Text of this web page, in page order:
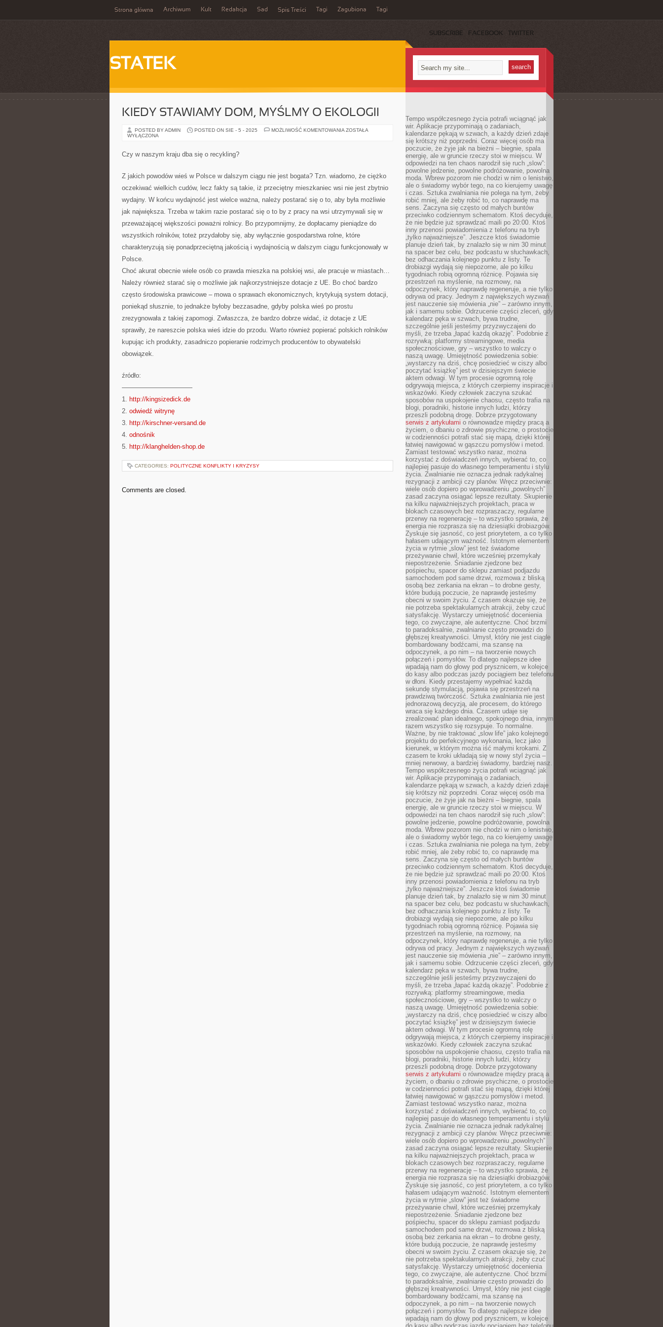
Strona główna Archiwum Kult Redakcja Sad Spis Treści Tagi Zagubiona Tagi
SUBSCRIBE FACEBOOK TWITTER
STATEK
KIEDY STAWIAMY DOM, MYŚLMY O EKOLOGII
POSTED BY ADMIN POSTED ON SIE - 5 - 2025 MOŻLIWOŚĆ KOMENTOWANIA KIEDY
ZOSTAŁA
WYŁĄCZONA
Czy w naszym kraju dba się o recykling?
Z jakich powodów wieś w Polsce w dalszym ciągu nie jest bogata? Tzn. wiadomo, że ciężko
oczekiwać wielkich cudów, lecz fakty są takie, iż przeciętny mieszkaniec wsi nie jest zbytnio
wydajny. W końcu wydajność jest wielce ważna, należy postarać się o to, aby była możliwie
jak największa. Trzeba w takim razie postarać się o to by z pracy na wsi utrzymywali się w
przeważającej większości poważni rolnicy. Bo przypomnijmy, że dopłacamy pieniądze do
wszystkich rolników, toteż przydałoby się, aby wyłącznie gospodarstwa rolne, które
charakteryzują się ponadprzeciętną jakością i wydajnością w dalszym ciągu funkcjonowały w
Polsce.
Choć akurat obecnie wiele osób co prawda mieszka na polskiej wsi, ale pracuje w miastach…
Należy również starać się o możliwie jak najkorzystniejsze dotacje z UE. Bo choć bardzo
często środowiska prawicowe – mowa o sprawach ekonomicznych, krytykują system dotacji,
poniekąd słusznie, to jednakże byłoby bezzasadne, gdyby polska wieś po prostu
zrezygnowała z takiej zapomogi. Zwłaszcza, że bardzo dobrze widać, iż dotacje z UE
sprawiły, że nareszcie polska wieś idzie do przodu. Warto również popierać polskich rolników
kupując ich produkty, zasadniczo popieranie rodzimych producentów to obywatelski
obowiązek.
źródło:
———————————
1. http://kingsizedick.de
2. odwiedź witrynę
3. http://kirschner-versand.de
4. odnośnik
5. http://klanghelden-shop.de
CATEGORIES: POLITYCZNE KONFLIKTY I KRYZYSY
Comments are closed.
Tempo współczesnego życia potrafi wciągnąć jak
wir. Aplikacje przypominają o zadaniach,
kalendarze pękają w szwach, a każdy dzień zdaje
się krótszy niż poprzedni. Coraz więcej osób ma
poczucie, że żyje jak na bieżni – biegnie, spala
energię, ale w gruncie rzeczy stoi w miejscu. W
odpowiedzi na ten chaos narodził się ruch „slow”:
powolne jedzenie, powolne podróżowanie, powolna
moda. Wbrew pozorom nie chodzi w nim o lenistwo,
ale o świadomy wybór tego, na co kierujemy uwagę
i czas. Sztuka zwalniania nie polega na tym, żeby
robić mniej, ale żeby robić to, co naprawdę ma
sens. Zaczyna się często od małych buntów
przeciwko codziennym schematom. Ktoś decyduje,
że nie będzie już sprawdzać maili po 20:00. Ktoś
inny przenosi powiadomienia z telefonu na tryb
„tylko najważniejsze”. Jeszcze ktoś świadomie
planuje dzień tak, by znalazło się w nim 30 minut
na spacer bez celu, bez podcastu w słuchawkach,
bez odhaczania kolejnego punktu z listy. Te
drobiazgi wydają się niepozorne, ale po kilku
tygodniach robią ogromną różnicę. Pojawia się
przestrzeń na myślenie, na rozmowy, na
odpoczynek, który naprawdę regeneruje, a nie tylko
odrywa od pracy. Jednym z największych wyzwań
jest nauczenie się mówienia „nie” – zarówno innym,
jak i samemu sobie. Odrzucenie części zleceń, gdy
kalendarz pęka w szwach, bywa trudne,
szczególnie jeśli jesteśmy przyzwyczajeni do
myśli, że trzeba „łapać każdą okazję”. Podobnie z
rozrywką: platformy streamingowe, media
społecznościowe, gry – wszystko to walczy o
naszą uwagę. Umiejętność powiedzenia sobie:
„wystarczy na dziś, chcę posiedzieć w ciszy albo
poczytać książkę” jest w dzisiejszym świecie
aktem odwagi. W tym procesie ogromną rolę
odgrywają miejsca, z których czerpiemy inspiracje i
wskazówki. Kiedy człowiek zaczyna szukać
sposobów na uspokojenie chaosu, często trafia na
blogi, poradniki, historie innych ludzi, którzy
przeszli podobną drogę. Dobrze przygotowany
serwis z artykułami o równowadze między pracą a
życiem, o dbaniu o zdrowie psychiczne, o prostocie
w codzienności potrafi stać się mapą, dzięki której
łatwiej nawigować w gąszczu pomysłów i metod.
Zamiast testować wszystko naraz, można
korzystać z doświadczeń innych, wybierać to, co
najlepiej pasuje do własnego temperamentu i stylu
życia. Zwalnianie nie oznacza jednak radykalnej
rezygnacji z ambicji czy planów. Wręcz przeciwnie:
wiele osób dopiero po wprowadzeniu „powolnych”
zasad zaczyna osiągać lepsze rezultaty. Skupienie
na kilku najważniejszych projektach, praca w
blokach czasowych bez rozpraszaczy, regularne
przerwy na regenerację – to wszystko sprawia, że
energia nie rozprasza się na dziesiątki drobiazgów.
Zyskuje się jasność, co jest priorytetem, a co tylko
hałasem udającym ważność. Istotnym elementem
życia w rytmie „slow” jest też świadome
przeżywanie chwil, które wcześniej przemykały
niepostrzeżenie. Śniadanie zjedzone bez
pośpiechu, spacer do sklepu zamiast podjazdu
samochodem pod same drzwi, rozmowa z bliską
osobą bez zerkania na ekran – to drobne gesty,
które budują poczucie, że naprawdę jesteśmy
obecni w swoim życiu. Z czasem okazuje się, że
nie potrzeba spektakularnych atrakcji, żeby czuć
satysfakcję. Wystarczy umiejętność docenienia
tego, co zwyczajne, ale autentyczne. Choć brzmi
to paradoksalnie, zwalnianie często prowadzi do
głębszej kreatywności. Umysł, który nie jest ciągle
bombardowany bodźcami, ma szansę na
odpoczynek, a po nim – na tworzenie nowych
połączeń i pomysłów. To dlatego najlepsze idee
wpadają nam do głowy pod prysznicem, w kolejce
do kasy albo podczas jazdy pociągiem bez telefonu
w dłoni. Kiedy przestajemy wypełniać każdą
sekundę stymulacją, pojawia się przestrzeń na
prawdziwą twórczość. Sztuka zwalniania nie jest
jednorazową decyzją, ale procesem, do którego
wraca się każdego dnia. Czasem udaje się
zrealizować plan idealnego, spokojnego dnia, innym
razem wszystko się rozsypuje. To normalne.
Ważne, by nie traktować „slow life” jako kolejnego
projektu do perfekcyjnego wykonania, lecz jako
kierunek, w którym można iść małymi krokami. Z
czasem te kroki układają się w nowy styl życia –
mniej nerwowy, a bardziej świadomy, bardziej nasz.
Tempo współczesnego życia potrafi wciągnąć jak
wir. Aplikacje przypominają o zadaniach,
kalendarze pękają w szwach, a każdy dzień zdaje
się krótszy niż poprzedni. Coraz więcej osób ma
poczucie, że żyje jak na bieżni – biegnie, spala
energię, ale w gruncie rzeczy stoi w miejscu. W
odpowiedzi na ten chaos narodził się ruch „slow”:
powolne jedzenie, powolne podróżowanie, powolna
moda. Wbrew pozorom nie chodzi w nim o lenistwo,
ale o świadomy wybór tego, na co kierujemy uwagę
i czas. Sztuka zwalniania nie polega na tym, żeby
robić mniej, ale żeby robić to, co naprawdę ma
sens. Zaczyna się często od małych buntów
przeciwko codziennym schematom. Ktoś decyduje,
że nie będzie już sprawdzać maili po 20:00. Ktoś
inny przenosi powiadomienia z telefonu na tryb
„tylko najważniejsze”. Jeszcze ktoś świadomie
planuje dzień tak, by znalazło się w nim 30 minut
na spacer bez celu, bez podcastu w słuchawkach,
bez odhaczania kolejnego punktu z listy. Te
drobiazgi wydają się niepozorne, ale po kilku
tygodniach robią ogromną różnicę. Pojawia się
przestrzeń na myślenie, na rozmowy, na
odpoczynek, który naprawdę regeneruje, a nie tylko
odrywa od pracy. Jednym z największych wyzwań
jest nauczenie się mówienia „nie” – zarówno innym,
jak i samemu sobie. Odrzucenie części zleceń, gdy
kalendarz pęka w szwach, bywa trudne,
szczególnie jeśli jesteśmy przyzwyczajeni do
myśli, że trzeba „łapać każdą okazję”. Podobnie z
rozrywką: platformy streamingowe, media
społecznościowe, gry – wszystko to walczy o
naszą uwagę. Umiejętność powiedzenia sobie:
„wystarczy na dziś, chcę posiedzieć w ciszy albo
poczytać książkę” jest w dzisiejszym świecie
aktem odwagi. W tym procesie ogromną rolę
odgrywają miejsca, z których czerpiemy inspiracje i
wskazówki. Kiedy człowiek zaczyna szukać
sposobów na uspokojenie chaosu, często trafia na
blogi, poradniki, historie innych ludzi, którzy
przeszli podobną drogę. Dobrze przygotowany
serwis z artykułami o równowadze między pracą a
życiem, o dbaniu o zdrowie psychiczne, o prostocie
w codzienności potrafi stać się mapą, dzięki której
łatwiej nawigować w gąszczu pomysłów i metod.
Zamiast testować wszystko naraz, można
korzystać z doświadczeń innych, wybierać to, co
najlepiej pasuje do własnego temperamentu i stylu
życia. Zwalnianie nie oznacza jednak radykalnej
rezygnacji z ambicji czy planów. Wręcz przeciwnie:
wiele osób dopiero po wprowadzeniu „powolnych”
zasad zaczyna osiągać lepsze rezultaty. Skupienie
na kilku najważniejszych projektach, praca w
blokach czasowych bez rozpraszaczy, regularne
przerwy na regenerację – to wszystko sprawia, że
energia nie rozprasza się na dziesiątki drobiazgów.
Zyskuje się jasność, co jest priorytetem, a co tylko
hałasem udającym ważność. Istotnym elementem
życia w rytmie „slow” jest też świadome
przeżywanie chwil, które wcześniej przemykały
niepostrzeżenie. Śniadanie zjedzone bez
pośpiechu, spacer do sklepu zamiast podjazdu
samochodem pod same drzwi, rozmowa z bliską
osobą bez zerkania na ekran – to drobne gesty,
które budują poczucie, że naprawdę jesteśmy
obecni w swoim życiu. Z czasem okazuje się, że
nie potrzeba spektakularnych atrakcji, żeby czuć
satysfakcję. Wystarczy umiejętność docenienia
tego, co zwyczajne, ale autentyczne. Choć brzmi
to paradoksalnie, zwalnianie często prowadzi do
głębszej kreatywności. Umysł, który nie jest ciągle
bombardowany bodźcami, ma szansę na
odpoczynek, a po nim – na tworzenie nowych
połączeń i pomysłów. To dlatego najlepsze idee
wpadają nam do głowy pod prysznicem, w kolejce